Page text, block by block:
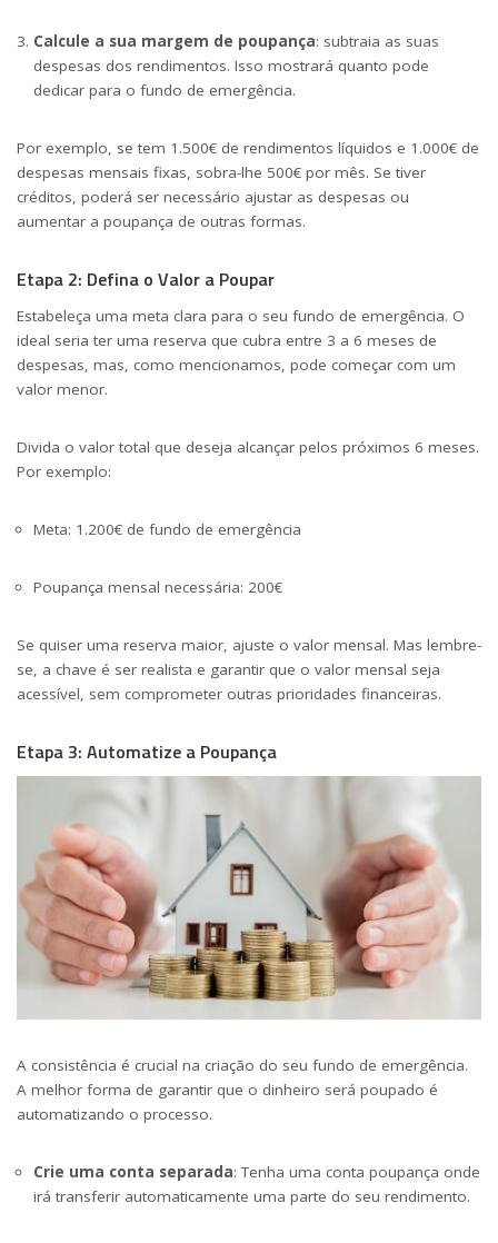
Calcule a sua margem de poupança: subtraia as suas
despesas dos rendimentos. Isso mostrará quanto pode
dedicar para o fundo de emergência.
Por exemplo, se tem 1.500€ de rendimentos líquidos e 1.000€ de
despesas mensais fixas, sobra-lhe 500€ por mês. Se tiver
créditos, poderá ser necessário ajustar as despesas ou
aumentar a poupança de outras formas.
Etapa 2: Defina o Valor a Poupar
Estabeleça uma meta clara para o seu fundo de emergência. O
ideal seria ter uma reserva que cubra entre 3 a 6 meses de
despesas, mas, como mencionamos, pode começar com um
valor menor.
Divida o valor total que deseja alcançar pelos próximos 6 meses.
Por exemplo:
Meta: 1.200€ de fundo de emergência
Poupança mensal necessária: 200€
Se quiser uma reserva maior, ajuste o valor mensal. Mas lembre-
se, a chave é ser realista e garantir que o valor mensal seja
acessível, sem comprometer outras prioridades financeiras.
Etapa 3: Automatize a Poupança
A consistência é crucial na criação do seu fundo de emergência.
A melhor forma de garantir que o dinheiro será poupado é
automatizando o processo.
Crie uma conta separada: Tenha uma conta poupança onde
irá transferir automaticamente uma parte do seu rendimento.